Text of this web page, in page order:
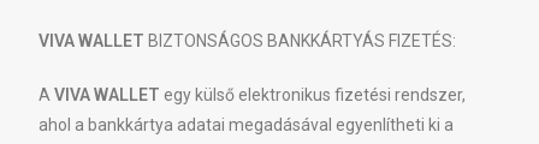
VIVA WALLET BIZTONSÁGOS BANKKÁRTYÁS FIZETÉS:
AVIVA WALLET egy külső elektronikus fizetési rendszer,
ahol a bankkártya adatai megadásával egyenlítheti ki a